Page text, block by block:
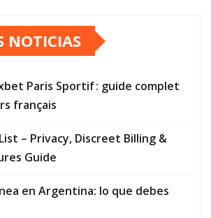
NOTICIAS
Paris Sportif : guide complet
français
– Privacy, Discreet Billing &
Guide
en Argentina: lo que debes